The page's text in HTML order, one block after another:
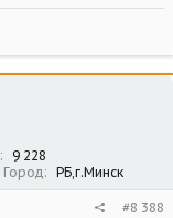
9 228
Город РБ,г.Минск
#8 388